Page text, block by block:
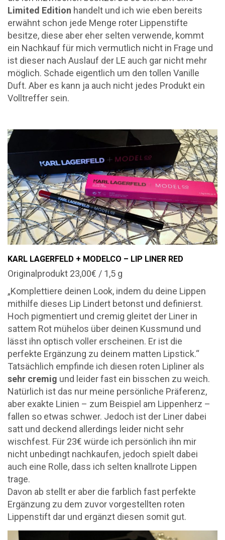
Limited Edition handelt und ich wie eben bereits
erwähnt schon jede Menge roter Lippenstifte
besitze, diese aber eher selten verwende, kommt
ein Nachkauf für mich vermutlich nicht in Frage und
ist dieser nach Auslauf der LE auch gar nicht mehr
möglich. Schade eigentlich um den tollen Vanille
Duft. Aber es kann ja auch nicht jedes Produkt ein
Volltreffer sein.
KARL LAGERFELD + MODELCO – LIP LINER RED
Originalprodukt 23,00€ / 1,5 g
„Komplettiere deinen Look, indem du deine Lippen
mithilfe dieses Lip Lindert betonst und definierst.
Hoch pigmentiert und cremig gleitet der Liner in
sattem Rot mühelos über deinen Kussmund und
lässt ihn optisch voller erscheinen. Er ist die
perfekte Ergänzung zu deinem matten Lipstick.“
Tatsächlich empfinde ich diesen roten Lipliner als
sehr cremig und leider fast ein bisschen zu weich.
Natürlich ist das nur meine persönliche Präferenz,
aber exakte Linien – zum Beispiel am Lippenherz –
fallen so etwas schwer. Jedoch ist der Liner dabei
satt und deckend allerdings leider nicht sehr
wischfest. Für 23€ würde ich persönlich ihn mir
nicht unbedingt nachkaufen, jedoch spielt dabei
auch eine Rolle, dass ich selten knallrote Lippen
trage.
Davon ab stellt er aber die farblich fast perfekte
Ergänzung zu dem zuvor vorgestellten roten
Lippenstift dar und ergänzt diesen somit gut.